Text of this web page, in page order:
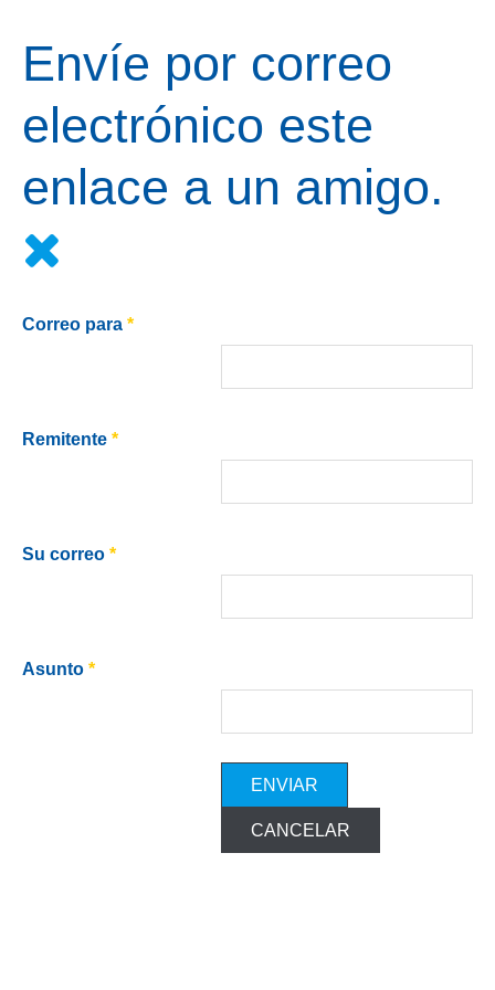
Envíe por correo
electrónico este
enlace a un amigo.
Correo para *
Remitente *
Su correo *
Asunto *
ENVIAR
CANCELAR